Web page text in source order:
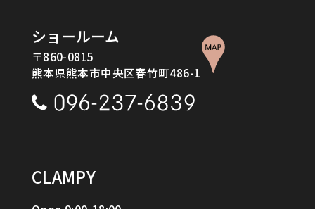
ショールーム
〒860-0815
熊本県熊本市中央区春竹町486-1
CLAMPY